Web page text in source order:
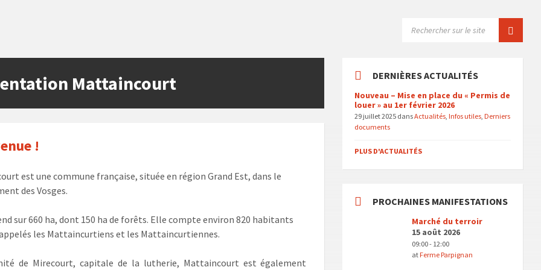
Mattaincourt
!
est une commune française, située en région Grand Est, dans le
des Vosges.
sur 660 ha, dont 150 ha de forêts. Elle compte environ 820 habitants
les Mattaincurtiens et les Mattaincurtiennes.
de Mirecourt, capitale de la lutherie, Mattaincourt est également
DERNIÈRES ACTUALITÉS
Nouveau – Mise en place du « Permis de
louer » au 1er février 2026
29 juillet 2025 dansActualités,Infos utiles,Derniers
documents
PLUS D'ACTUALITÉS
PROCHAINES MANIFESTATIONS
Marché du terroir
15 août 2026
09:00 - 12:00
atFerme Parpignan